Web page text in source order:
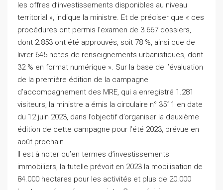
les offres d’investissements disponibles au niveau
territorial », indique la ministre. Et de préciser que « ces
procédures ont permis l’examen de 3.667 dossiers,
dont 2.853 ont été approuvés, soit 78 %, ainsi que de
livrer 645 notes de renseignements urbanistiques, dont
32 % en format numérique ». Sur la base de l’évaluation
de la première édition de la campagne
d’accompagnement des MRE, qui a enregistré 1.281
visiteurs, la ministre a émis la circulaire n° 3511 en date
du 12 juin 2023, dans l’objectif d’organiser la deuxième
édition de cette campagne pour l’été 2023, prévue en
août prochain.
Il est à noter qu’en termes d’investissements
immobiliers, la tutelle prévoit en 2023 la mobilisation de
84.000 hectares pour les activités et plus de 20.000